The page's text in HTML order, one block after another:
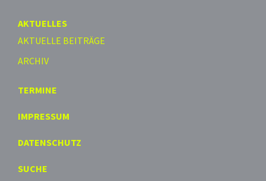
AKTUELLES
AKTUELLE BEITRÄGE
ARCHIV
TERMINE
IMPRESSUM
DATENSCHUTZ
SUCHE